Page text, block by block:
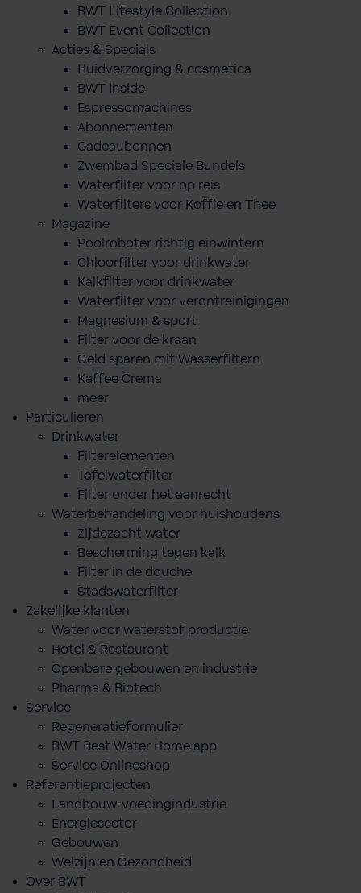
BWT Lifestyle Collection
BWT Event Collection
Acties & Specials
Huidverzorging & cosmetica
BWT Inside
Espressomachines
Abonnementen
Cadeaubonnen
Zwembad Speciale Bundels
Waterfilter voor op reis
Waterfilters voor Koffie en Thee
Magazine
Poolroboter richtig einwintern
Chloorfilter voor drinkwater
Kalkfilter voor drinkwater
Waterfilter voor verontreinigingen
Magnesium & sport
Filter voor de kraan
Geld sparen mit Wasserfiltern
Kaffee Crema
meer
Particulieren
Drinkwater
Filterelementen
Tafelwaterfilter
Filter onder het aanrecht
Waterbehandeling voor huishoudens
Zijdezacht water
Bescherming tegen kalk
Filter in de douche
Stadswaterfilter
Zakelijke klanten
Water voor waterstof productie
Hotel & Restaurant
Openbare gebouwen en industrie
Pharma & Biotech
Service
Regeneratieformulier
BWT Best Water Home app
Service Onlineshop
Referentieprojecten
Landbouw-voedingindustrie
Energiesector
Gebouwen
Welzijn en Gezondheid
Over BWT